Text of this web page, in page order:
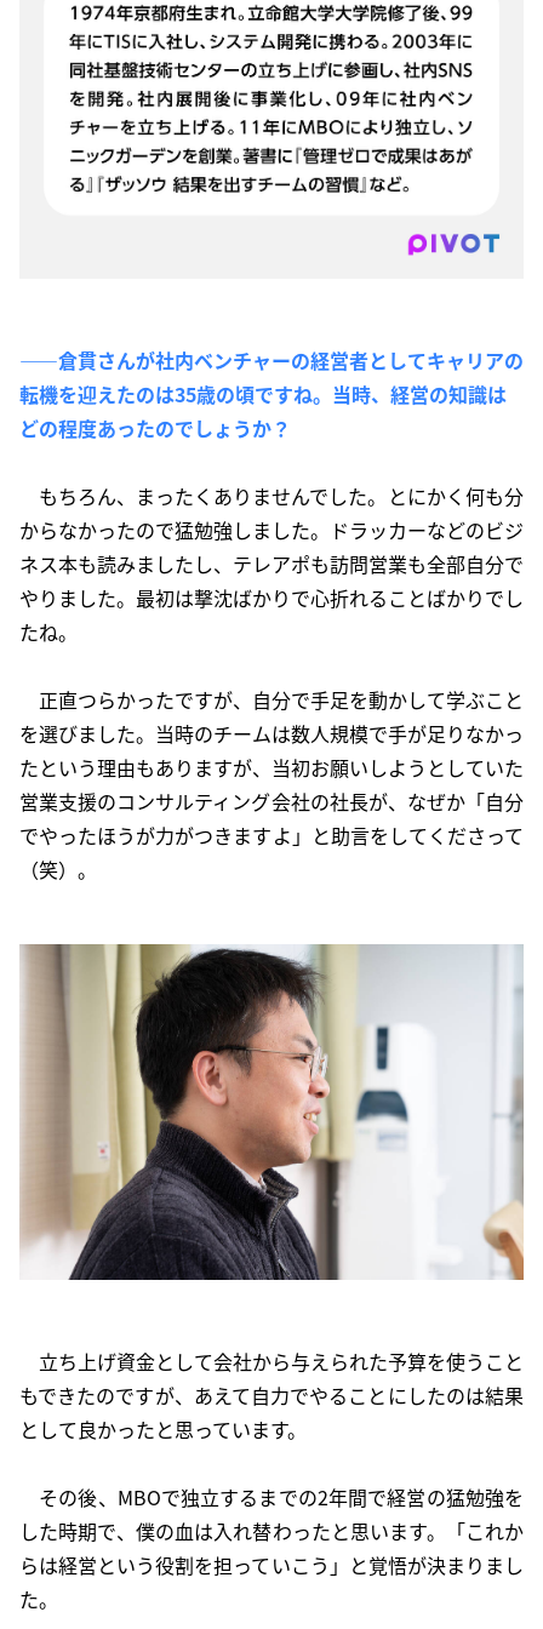
――倉貫さんが社内ベンチャーの経営者としてキャリアの
転機を迎えたのは35歳の頃ですね。当時、経営の知識は
どの程度あったのでしょうか？
もちろん、まったくありませんでした。とにかく何も分
からなかったので猛勉強しました。ドラッカーなどのビジ
ネス本も読みましたし、テレアポも訪問営業も全部自分で
やりました。最初は撃沈ばかりで心折れることばかりでし
たね。
正直つらかったですが、自分で手足を動かして学ぶこと
を選びました。当時のチームは数人規模で手が足りなかっ
たという理由もありますが、当初お願いしようとしていた
営業支援のコンサルティング会社の社長が、なぜか「自分
でやったほうが力がつきますよ」と助言をしてくださって
（笑）。
立ち上げ資金として会社から与えられた予算を使うこと
もできたのですが、あえて自力でやることにしたのは結果
として良かったと思っています。
その後、MBOで独立するまでの2年間で経営の猛勉強を
した時期で、僕の血は入れ替わったと思います。「これか
らは経営という役割を担っていこう」と覚悟が決まりまし
た。